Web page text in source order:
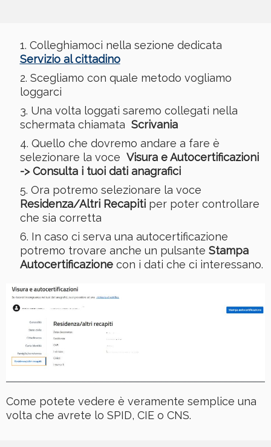
Colleghiamoci nella sezione dedicata
Servizio al cittadino
Scegliamo con quale metodo vogliamo
loggarci
Una volta loggati saremo collegati nella
schermata chiamata Scrivania
Quello che dovremo andare a fare è
selezionare la voce Visura e Autocertificazioni
-> Consulta i tuoi dati anagrafici
Ora potremo selezionare la voce
Residenza/Altri Recapiti per poter controllare
che sia corretta
In caso ci serva una autocertificazione
potremo trovare anche un pulsante Stampa
Autocertificazionecon i dati che ci interessano.
Come potete vedere è veramente semplice una
volta che avrete lo SPID, CIE o CNS.